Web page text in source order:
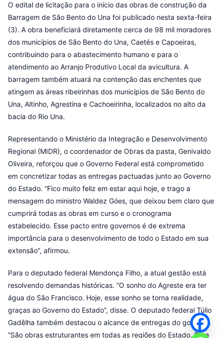
O edital de licitação para o início das obras de construção da
Barragem de São Bento do Una foi publicado nesta sexta-feira
(3). A obra beneficiará diretamente cerca de 98 mil moradores
dos municípios de São Bento do Una, Caetés e Capoeiras,
contribuindo para o abastecimento humano e para o
atendimento ao Arranjo Produtivo Local da avicultura. A
barragem também atuará na contenção das enchentes que
atingem as áreas ribeirinhas dos municípios de São Bento do
Una, Altinho, Agrestina e Cachoeirinha, localizados no alto da
bacia do Rio Una.
Representando o Ministério da Integração e Desenvolvimento
Regional (MIDR), o coordenador de Obras da pasta, Genivaldo
Oliveira, reforçou que o Governo Federal está comprometido
em concretizar todas as entregas pactuadas junto ao Governo
do Estado. “Fico muito feliz em estar aqui hoje, e trago a
mensagem do ministro Waldez Góes, que deixou bem claro que
cumprirá todas as obras em curso e o cronograma
estabelecido. Esse pacto entre governos é de extrema
importância para o desenvolvimento de todo o Estado em sua
extensão”, afirmou.
Para o deputado federal Mendonça Filho, a atual gestão está
resolvendo demandas históricas. “O sonho do Agreste era ter
água do São Francisco. Hoje, esse sonho se torna realidade,
graças ao Governo do Estado”, disse. O deputado federal Túlio
Gadêlha também destacou o alcance de entregas do governo.
“São obras estruturantes em todas as regiões do Estado. Essa